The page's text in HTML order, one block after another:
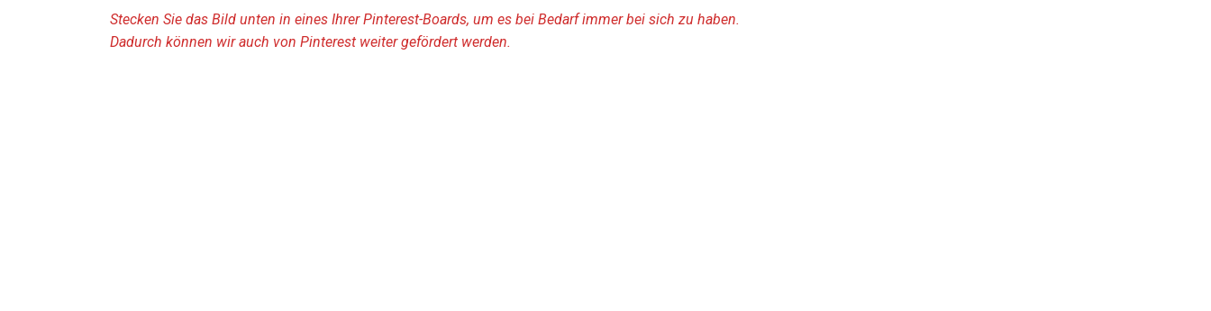
Stecken Sie das Bild unten in eines Ihrer Pinterest-Boards, um es bei Bedarf immer bei sich zu haben.
Dadurch können wir auch von Pinterest weiter gefördert werden.